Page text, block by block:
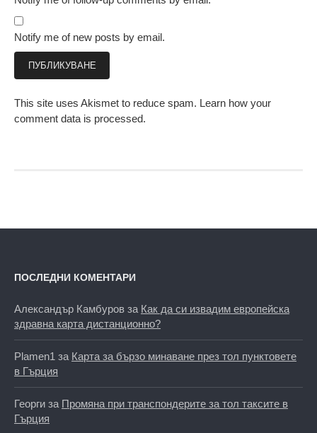
Notify me of new posts by email.
This site uses Akismet to reduce spam. Learn how your
comment data is processed.
ПОСЛЕДНИ КОМЕНТАРИ
Александър Камбуров за Как да си извадим европейска
здравна карта дистанционно?
Plamen1 за Карта за бързо минаване през тол пунктовете
в Гърция
Георги за Промяна при транспондерите за тол таксите в
Гърция